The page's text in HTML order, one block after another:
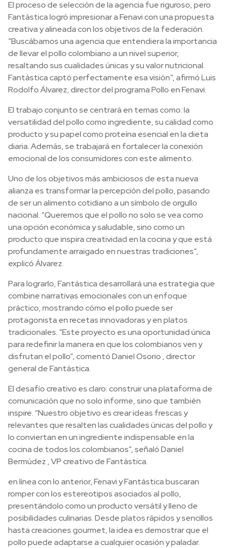
El proceso de selección de la agencia fue riguroso, pero
Fantástica logró impresionar a Fenavi con una propuesta
creativa y alineada con los objetivos de la federación.
“Buscábamos una agencia que entendiera la importancia
de llevar el pollo colombiano a un nivel superior,
resaltando sus cualidades únicas y su valor nutricional.
Fantástica captó perfectamente esa visión”, afirmó Luis
Rodolfo Álvarez, director del programa Pollo en Fenavi.
El trabajo conjunto se centrará en temas como: la
versatilidad del pollo como ingrediente, su calidad como
producto y su papel como proteína esencial en la dieta
diaria. Además, se trabajará en fortalecer la conexión
emocional de los consumidores con este alimento.
Uno de los objetivos más ambiciosos de esta nueva
alianza es transformar la percepción del pollo, pasando
de ser un alimento cotidiano a un símbolo de orgullo
nacional. “Queremos que el pollo no solo se vea como
una opción económica y saludable, sino como un
producto que inspira creatividad en la cocina y que está
profundamente arraigado en nuestras tradiciones”,
explicó Álvarez.
Para lograrlo, Fantástica desarrollará una estrategia que
combine narrativas emocionales con un enfoque
práctico, mostrando cómo el pollo puede ser
protagonista en recetas innovadoras y en platos
tradicionales. “Este proyecto es una oportunidad única
para redefinir la manera en que los colombianos ven y
disfrutan el pollo”, comentó Daniel Osorio , director
general de Fantástica.
El desafío creativo es claro: construir una plataforma de
comunicación que no solo informe, sino que también
inspire. “Nuestro objetivo es crear ideas frescas y
relevantes que resalten las cualidades únicas del pollo y
lo conviertan en un ingrediente indispensable en la
cocina de todos los colombianos”, señaló Daniel
Bermúdez , VP creativo de Fantástica.
en línea con lo anterior, Fenavi y Fantástica buscaran
romper con los estereotipos asociados al pollo,
presentándolo como un producto versátil y lleno de
posibilidades culinarias. Desde platos rápidos y sencillos
hasta creaciones gourmet, la idea es demostrar que el
pollo puede adaptarse a cualquier ocasión y paladar.